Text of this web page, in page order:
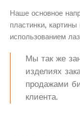
Наше основное
пластинки,
использованием
Мы так же
изделиях
продажами
клиента.